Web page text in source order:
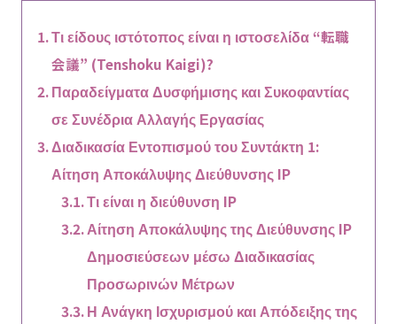
Τι είδους ιστότοπος είναι η ιστοσελίδα “転職
会議” (Tenshoku Kaigi)?
Παραδείγματα Δυσφήμισης και Συκοφαντίας
σε Συνέδρια Αλλαγής Εργασίας
Διαδικασία Εντοπισμού του Συντάκτη 1:
Αίτηση Αποκάλυψης Διεύθυνσης IP
Τι είναι η διεύθυνση IP
Αίτηση Αποκάλυψης της Διεύθυνσης IP
Δημοσιεύσεων μέσω Διαδικασίας
Προσωρινών Μέτρων
Η Ανάγκη Ισχυρισμού και Απόδειξης της